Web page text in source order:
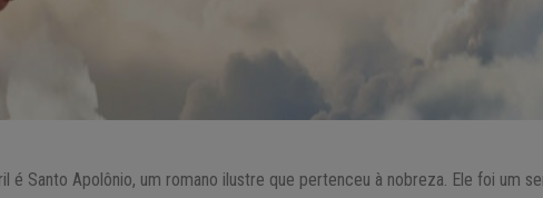
é Santo Apolônio, um romano ilustre que pertenceu à nobreza. Ele foi um